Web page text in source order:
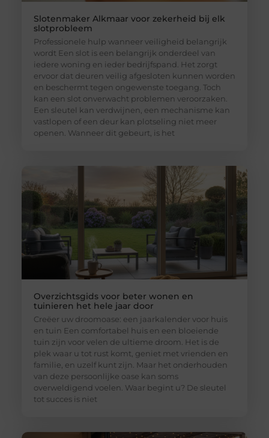
Slotenmaker Alkmaar voor zekerheid bij elk
slotprobleem
Professionele hulp wanneer veiligheid belangrijk
wordt Een slot is een belangrijk onderdeel van
iedere woning en ieder bedrijfspand. Het zorgt
ervoor dat deuren veilig afgesloten kunnen worden
en beschermt tegen ongewenste toegang. Toch
kan een slot onverwacht problemen veroorzaken.
Een sleutel kan verdwijnen, een mechanisme kan
vastlopen of een deur kan plotseling niet meer
openen. Wanneer dit gebeurt, is het
Overzichtsgids voor beter wonen en
tuinieren het hele jaar door
Creëer uw droomoase: een jaarkalender voor huis
en tuin Een comfortabel huis en een bloeiende
tuin zijn voor velen de ultieme droom. Het is de
plek waar u tot rust komt, geniet met vrienden en
familie, en uzelf kunt zijn. Maar het onderhouden
van deze persoonlijke oase kan soms
overweldigend voelen. Waar begint u? De sleutel
tot succes is niet